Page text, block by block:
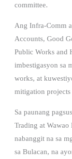
committee.
Ang Infra-Comm
Accounts, Good
Public Works and
imbestigasyon sa
works, at
mitigation projects
Sa paunang
Trading at
nabanggit na sa
sa Bulacan, na